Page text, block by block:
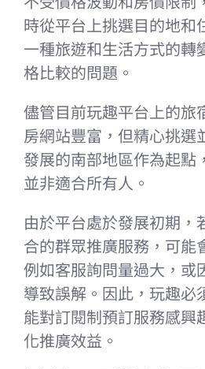
時從平台上挑選目的地和
一種旅遊和生活方式的轉
格比較的問題。
儘管目前玩趣平台上的旅
房網站豐富，但精心挑選
發展的南部地區作為起點
並非適合所有人。
由於平台處於發展初期，
合的群眾推廣服務，可能
例如客服詢問量過大，或
導致誤解。因此，玩趣必
能對訂閱制預訂服務感興
化推廣效益。